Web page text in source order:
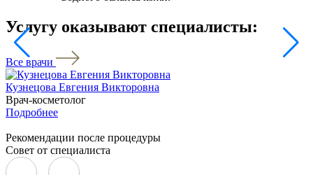
Услугу оказывают специалисты:
Все врачи
Кузнецова Евгения Викторовна
Врач-косметолог
Подробнее
Рекомендации после процедуры
Совет от специалиста